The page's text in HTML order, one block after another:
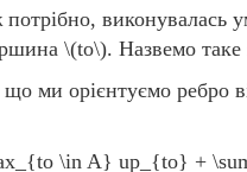
виконувалась
\(to\). Назвемо таке
ми орієнтуємо ребро
\in A} up_{to} +